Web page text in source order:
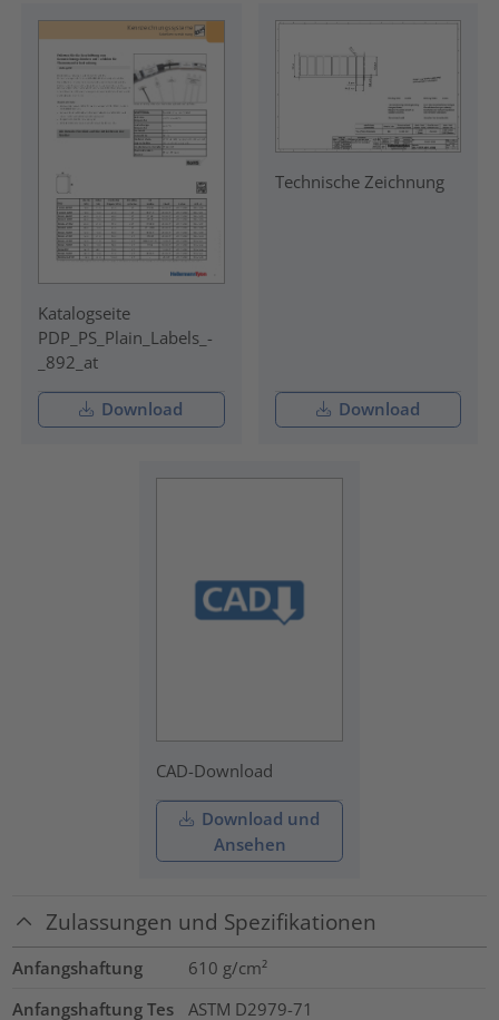
Katalogseite
PDP_PS_Plain_Labels_-
_892_at
Download
Technische Zeichnung
Download
CAD-Download
Download und
Ansehen
Zulassungen und Spezifikationen
Anfangshaftung 610 g/cm²
Anfangshaftung Tes
ASTM D2979-71